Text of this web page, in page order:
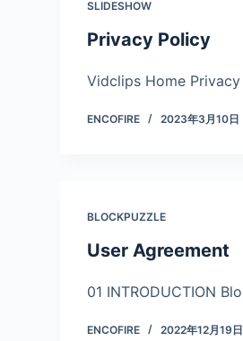
SLIDESHOW
Privacy Policy
Vidclips Home
ENCOFIRE 2023年3月10日
BLOCKPUZZLE
User Agreement
01 INTRODUCTION
ENCOFIRE 2022年12月19日